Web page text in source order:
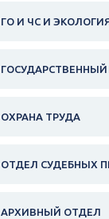
ГО И ЧС И
ОХРАНА ТРУДА
ОТДЕЛ СУДЕБНЫХ
АРХИВНЫЙ ОТДЕЛ